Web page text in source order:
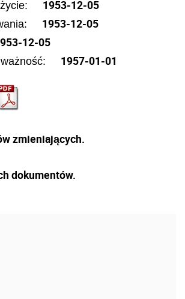
1953-12-05
1953-12-05
12-05
1957-01-01
zmieniających.
dokumentów.